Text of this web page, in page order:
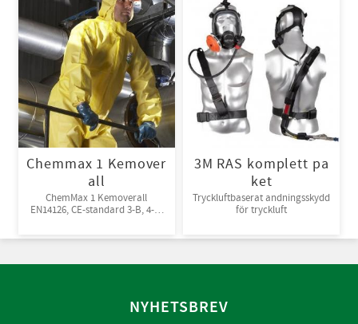
Chemmax 1 Kemover
all
ChemMax 1 Kemoverall
EN14126, CE-standard 3-B, 4-B,
3M RAS komplett pa
ket
Tryckluftbaserat andningsskydd
för tryckluft
NYHETSBREV